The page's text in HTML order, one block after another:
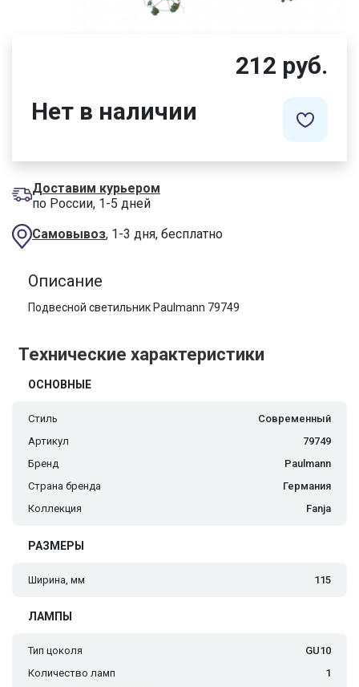
212 руб.
Нет в наличии
Доставим курьером
по России, 1-5 дней
Самовывоз, 1-3 дня, бесплатно
Описание
Подвесной светильник Paulmann 79749
Технические характеристики
ОСНОВНЫЕ
Стиль
Современный
Артикул
79749
Бренд
Paulmann
Страна бренда
Германия
Коллекция
Fanja
РАЗМЕРЫ
Ширина, мм 115
ЛАМПЫ
Тип цоколя
GU10
Количество ламп
1